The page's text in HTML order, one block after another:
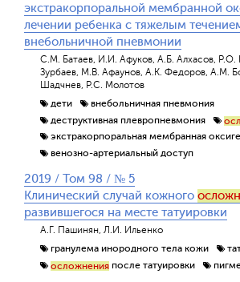
экстракорпоральной мембранной
лечении ребенка с тяжелым
внебольничной пневмонии
С.М. Батаев, И.И. Афуков, А.Б. Алхасов, Р.О.
Зурбаев, М.В. Афаунов, А.К. Федоров, А.М.
Шадчнев, Р.С. Молотов
дети
внебольничная пневмония
деструктивная плевропневмония
экстракорпоральная мембранная
венозно-артериальный доступ
2019 / Том 98 / № 5
Клинический случай кожного
развившегося на месте татуировки
А.Г. Пашинян, Л.И. Ильенко
гранулема инородного тела кожи
осложнения после татуировки